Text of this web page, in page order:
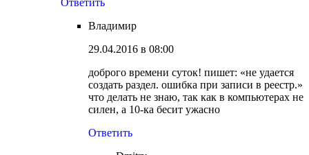
Владимир
29.04.2016 в 08:00
доброго времени суток! пишет: «не удается
создать раздел. ошибка при записи в реестр.»
что делать не знаю, так как в компьютерах не
силен, а 10-ка бесит ужасно
Ответить